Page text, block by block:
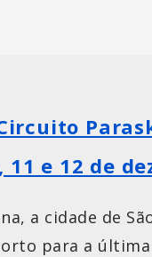
e 12 de
a cidade de
para a